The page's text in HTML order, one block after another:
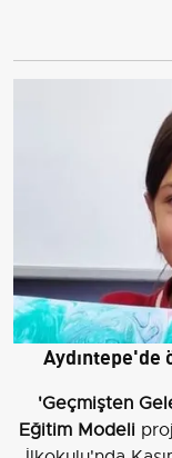
'Geçmişten
Eğitim Modeli